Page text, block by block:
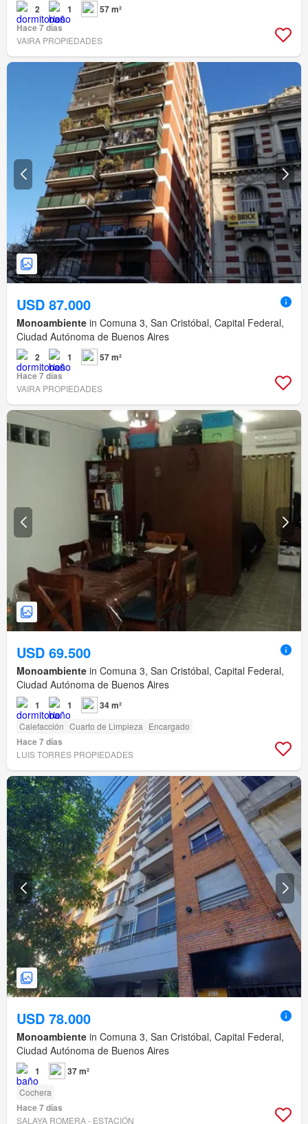
2 1
57 m²
Hace 7 días
VAIRA PROPIEDADES
USD 87.000
Monoambiente in Comuna 3, San Cristóbal, Capital Federal,
Ciudad Autónoma de Buenos Aires
2 1
57 m²
Hace 7 días
VAIRA PROPIEDADES
USD 69.500
Monoambiente in Comuna 3, San Cristóbal, Capital Federal,
Ciudad Autónoma de Buenos Aires
1 1 34 m²
Calefacción Cuarto de Limpieza Encargado
Hace 7 días
LUIS TORRES PROPIEDADES
USD 78.000
Monoambiente in Comuna 3, San Cristóbal, Capital Federal,
Ciudad Autónoma de Buenos Aires
1 37 m²
Cochera
Hace 7 días
SALAYA ROMERA - ESTACIÓN